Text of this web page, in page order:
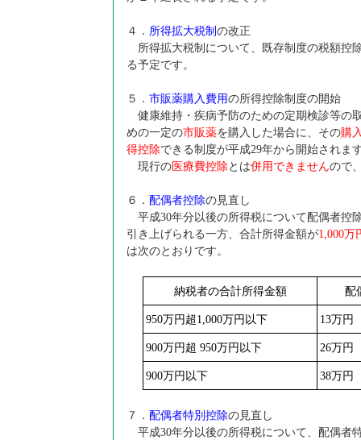
４． 所得拡大税制 の改正
所得拡大税制について、既存制度の税額控
る予定です。
５． 市販薬購入費用の所得控除制度の開始
健康維持・疾病予防のための定期検診等の
めの一定の市販薬を購入した場合に、その購
得控除できる制度が平成29年から開始されま
現行の 医療費控除 とは併用できませんので
６． 配偶者控除の見直し
平成30年分以後の所得税について配偶者控
引き上げられる一方、合計所得金額が1,000万
は次のとおりです。
納税者の合計所得金額 配
950万円超1,000万円以下 13万円
900万円超 950万円以下 26万円
900万円以下 38万円
７． 配偶者特別控除の見直し
平成30年分以後の所得税について、配偶者